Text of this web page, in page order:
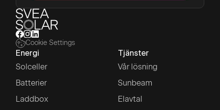
Cookie Settings
Energi
Solceller
Batterier
Laddbox
Tjänster
Vår lösning
Sunbeam
Elavtal